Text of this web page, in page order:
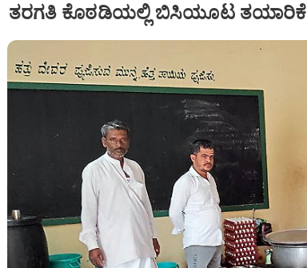
ತರಗತಿ ಕೊಠಡಿಯಲ್ಲಿ ಬಿಸಿಯೂಟ ತಯಾರಿಕೆ